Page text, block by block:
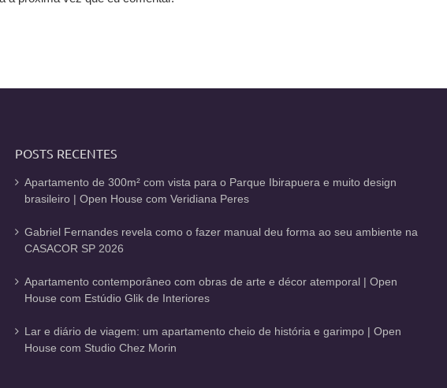
POSTS RECENTES
Apartamento de 300m² com vista para o Parque Ibirapuera e muito design
brasileiro | Open House com Veridiana Peres
Gabriel Fernandes revela como o fazer manual deu forma ao seu ambiente na
CASACOR SP 2026
Apartamento contemporâneo com obras de arte e décor atemporal | Open
House com Estúdio Glik de Interiores
Lar e diário de viagem: um apartamento cheio de história e garimpo | Open
House com Studio Chez Morin